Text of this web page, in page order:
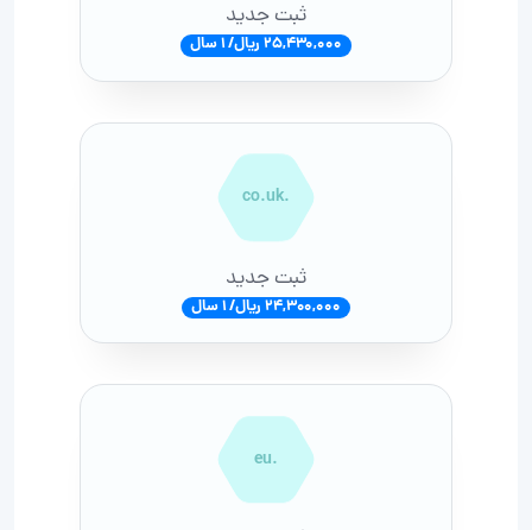
ثبت جدید
25,430,000 ریال/ 1 سال
.co.uk
ثبت جدید
24,300,000 ریال/ 1 سال
.eu